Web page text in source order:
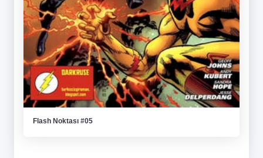
Flash Noktası #05